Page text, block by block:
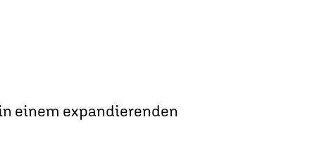
einem expandierenden